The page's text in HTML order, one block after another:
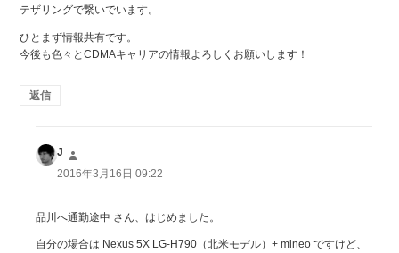
テザリングで繋いでいます。
ひとまず情報共有です。
今後も色々とCDMAキャリアの情報よろしくお願いします！
返信
J
り:
2016年3月16日 09:22
品川へ通勤途中 さん、はじめました。
自分の場合は Nexus 5X LG-H790（北米モデル）+ mineo ですけど、